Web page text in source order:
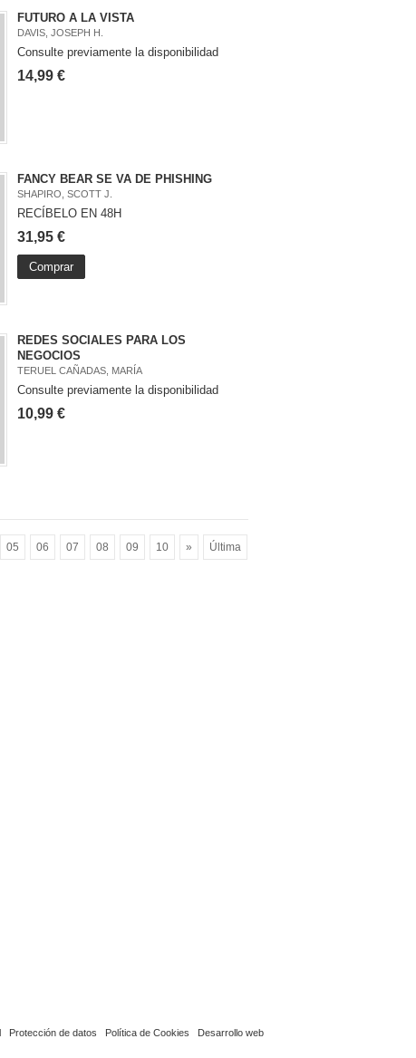
FUTURO A LA VISTA
DAVIS, JOSEPH H.
Consulte previamente la disponibilidad
14,99 €
FANCY BEAR SE VA DE PHISHING
SHAPIRO, SCOTT J.
RECÍBELO EN 48H
31,95 €
Comprar
REDES SOCIALES PARA LOS
NEGOCIOS
TERUEL CAÑADAS, MARÍA
Consulte previamente la disponibilidad
10,99 €
05 06 07 08 09 10 » Última
Protección de datos Política de Cookies Desarrollo web